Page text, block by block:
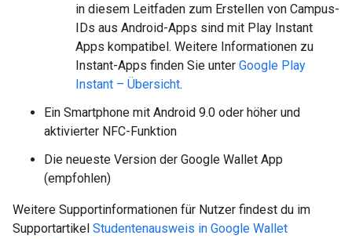
in diesem Leitfaden zum Erstellen von Campus-
IDs aus Android-Apps sind mit Play Instant
Apps kompatibel. Weitere Informationen zu
Instant-Apps finden Sie unter Google Play
Instant – Übersicht.
Ein Smartphone mit Android 9.0 oder höher und
aktivierter NFC-Funktion
Die neueste Version der Google Wallet App
(empfohlen)
Weitere Supportinformationen für Nutzer findest du im
Supportartikel Studentenausweis in Google Wallet